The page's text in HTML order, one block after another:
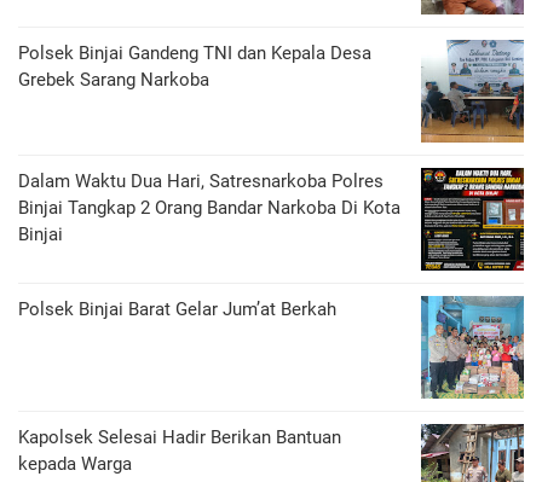
Polsek Binjai Gandeng TNI dan Kepala Desa
Grebek Sarang Narkoba
Dalam Waktu Dua Hari, Satresnarkoba Polres
Binjai Tangkap 2 Orang Bandar Narkoba Di Kota
Binjai
Polsek Binjai Barat Gelar Jum’at Berkah
Kapolsek Selesai Hadir Berikan Bantuan
kepada Warga